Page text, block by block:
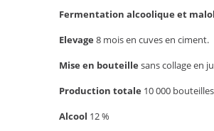
Fermentation alcoolique et
Elevage 8 mois en cuves en ciment.
Mise en bouteille sans collage en
Production totale 10 000 bouteilles
Alcool 12 %